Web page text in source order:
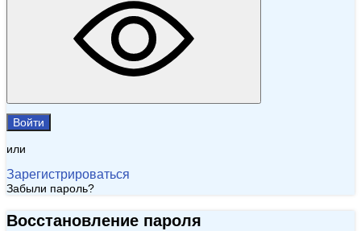
Войти
или
Зарегистрироваться
Забыли пароль?
Восстановление пароля